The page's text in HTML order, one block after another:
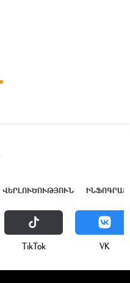
ՎԵՐԼՈՒԾՈՒԹՅՈՒՆ
ТikТоk VK